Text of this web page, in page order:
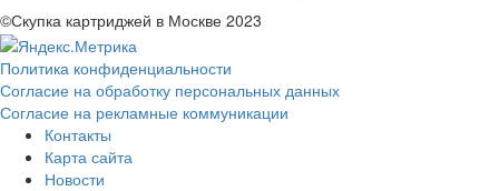
©Скупка картриджей в Москве 2023
Политика конфиденциальности
Согласие на обработку персональных данных
Согласие на рекламные коммуникации
Контакты
Карта сайта
Новости